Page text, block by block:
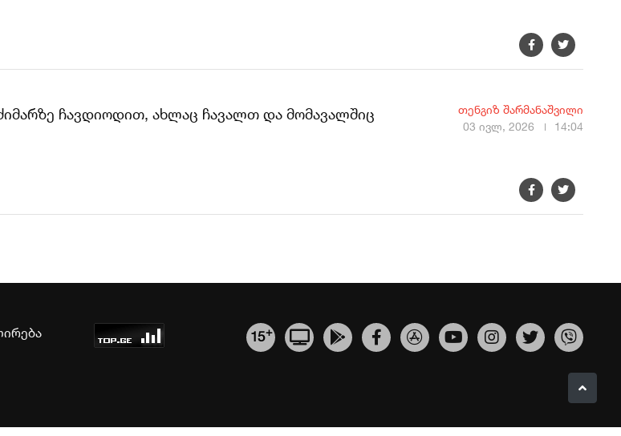
ჩავდიოდით, ახლაც ჩავალთ და მომავალშიც
თენგიზ შარმანაშვილი
03 ივლ, 2026
14:04
15+